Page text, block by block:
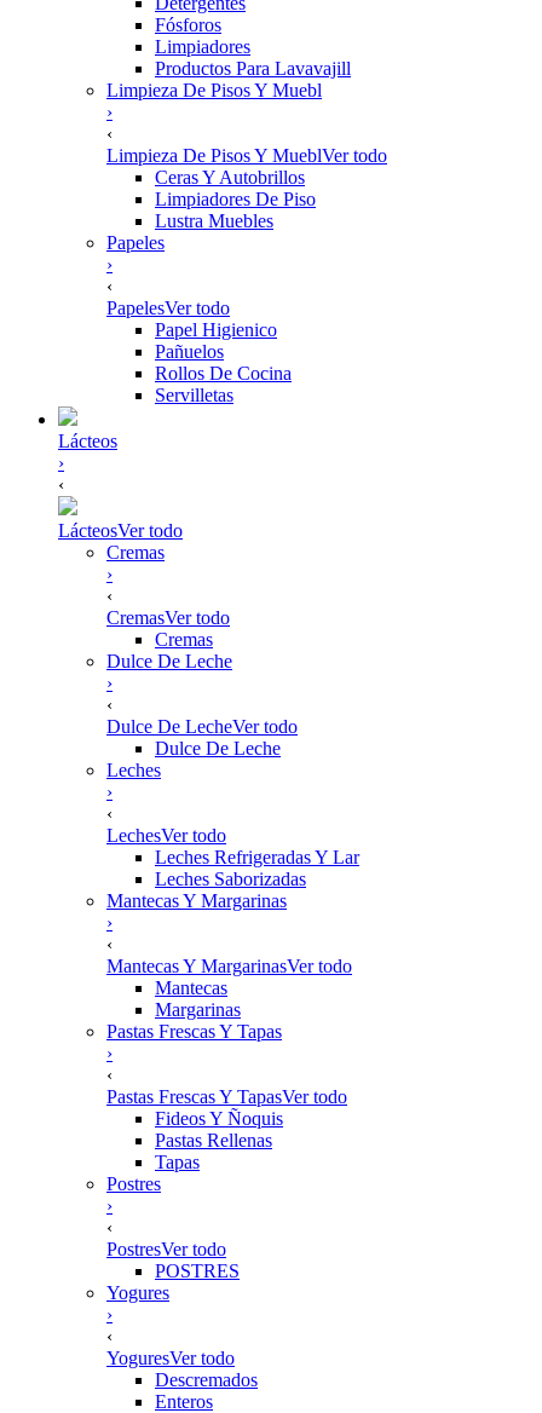
Fósforos
Limpiadores
Productos Para Lavavajill
Limpieza De Pisos Y Muebl
›
‹
Limpieza De Pisos Y MueblVer todo
Ceras Y Autobrillos
Limpiadores De Piso
Lustra Muebles
Papeles
›
‹
PapelesVer todo
Papel Higienico
Pañuelos
Rollos De Cocina
Servilletas
Lácteos
›
‹
LácteosVer todo
Cremas
›
‹
CremasVer todo
Cremas
Dulce De Leche
›
‹
Dulce De LecheVer todo
Dulce De Leche
Leches
›
‹
LechesVer todo
Leches Refrigeradas Y Lar
Leches Saborizadas
Mantecas Y Margarinas
›
‹
Mantecas Y MargarinasVer todo
Mantecas
Margarinas
Pastas Frescas Y Tapas
›
‹
Pastas Frescas Y TapasVer todo
Fideos Y Ñoquis
Pastas Rellenas
Tapas
Postres
›
‹
PostresVer todo
POSTRES
Yogures
›
‹
YoguresVer todo
Descremados
Enteros